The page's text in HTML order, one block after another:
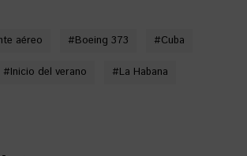
aéreo #Boeing 373 #Cuba
#Inicio del verano #La Habana